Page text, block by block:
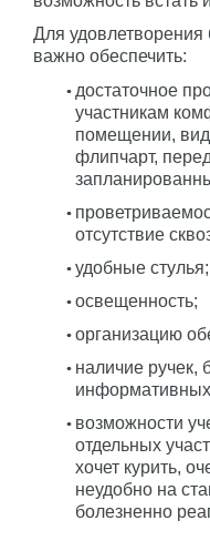
Для удовлетворения
важно обеспечить:
достаточное
участникам
помещении,
флипчарт,
отсутствие
удобные стулья;
освещенность;
организацию
наличие ручек,
возможности
отдельных
хочет курить,
неудобно на
болезненно